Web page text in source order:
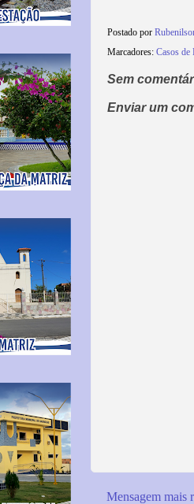
Postado por
Marcadores: Casos de
Sem
Enviar um
Mensagem mais